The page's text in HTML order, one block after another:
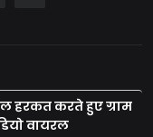
हरकत करते हुए ग्राम
वायरल